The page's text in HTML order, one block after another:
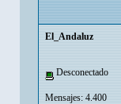
El_Andaluz
Desconectado
Mensajes: 4.400